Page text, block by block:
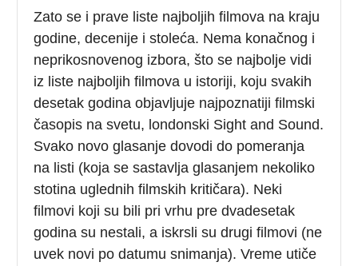
Zato se i prave liste najboljih filmova na kraju
godine, decenije i stoleća. Nema konačnog i
neprikosnovenog izbora, što se najbolje vidi
iz liste najboljih filmova u istoriji, koju svakih
desetak godina objavljuje najpoznatiji filmski
časopis na svetu, londonski Sight and Sound.
Svako novo glasanje dovodi do pomeranja
na listi (koja se sastavlja glasanjem nekoliko
stotina uglednih filmskih kritičara). Neki
filmovi koji su bili pri vrhu pre dvadesetak
godina su nestali, a iskrsli su drugi filmovi (ne
uvek novi po datumu snimanja). Vreme utiče